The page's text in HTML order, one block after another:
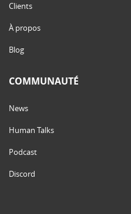
Clients
À propos
Blog
COMMUNAUTÉ
News
Human Talks
Podcast
Discord